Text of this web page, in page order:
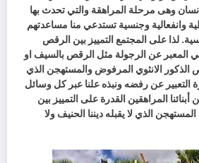
وهى مرحلة المراهقة والتي تحدث بها
وانفعالية وجنسية تستدعي منا مساعدتهم
لذا على المجتمع التمييز بين الرقص
المعبر عن الرجولة مثل الرقص بالسيف او
الذكور الانثوي المرفوض والمستهجن الذي
التعبير عن رفضه ونبذه علنا عبر كل وسائل
المراهقين القدرة على التمييز بين
الذي لا يقبله ديننا الحنيف ولا